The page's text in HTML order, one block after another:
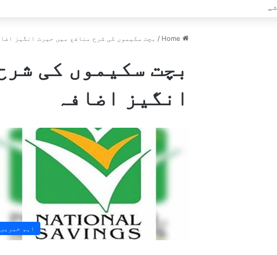
شیر اقتدار کا بھوکا ہے،جلد یہ میرے پاؤں پکڑیں گے ، بلاول
/ بچت سکیموں کی شرح منافع میں حیرت انگیز
بچت سکیموں کی
انگیز اضافہ
اہم خبریں